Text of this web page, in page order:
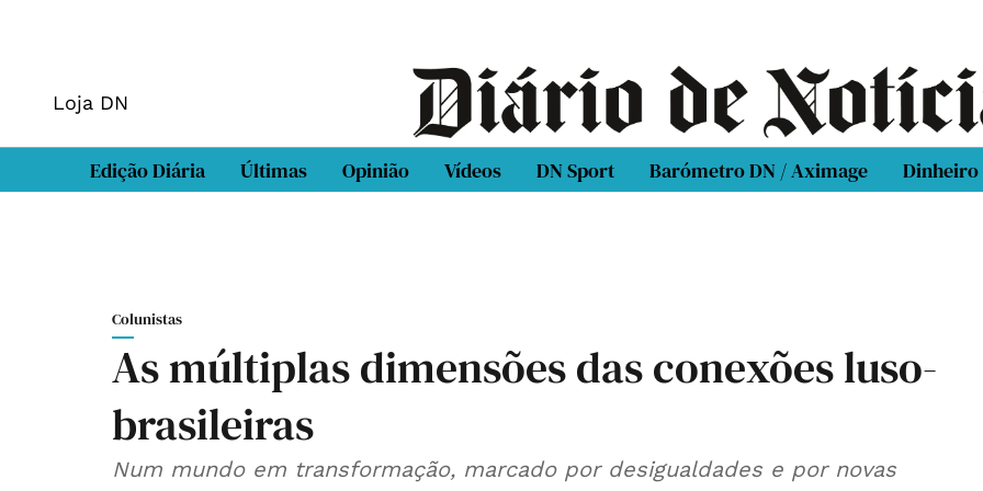
Loja DN
Edição Diária Últimas Opinião Vídeos DN Sport Barómetro DN / Aximage Dinheiro
Colunistas
As múltiplas dimensões das conexões luso-
brasileiras
Num mundo em transformação, marcado por desigualdades e por novas